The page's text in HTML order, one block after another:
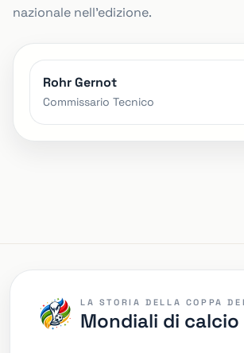
nazionale nell'edizione.
Rohr Gernot
Commissario Tecnico
LA STORIA DELLA COPPA
Mondiali di calcio